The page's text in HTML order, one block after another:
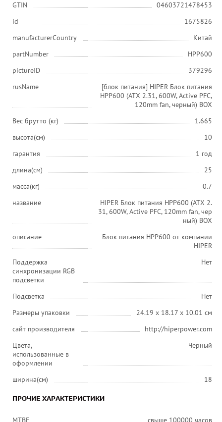
GTIN
04603721478453
id
1675826
manufacturerCountry
Китай
partNumber
HPP600
pictureID
379296
rusName
[блок питания] HIPER Блок питания
HPP600 (ATX 2.31, 600W, Active PFC,
120mm fan, черный) BOX
Вес брутто (кг)
1.665
высота(см)
10
гарантия
1 год
длина(см)
25
масса(кг)
0.7
название
HIPER Блок питания HPP600 (ATX 2.
31, 600W, Active PFC, 120mm fan, чер
ный) BOX
описание
Блок питания HPP600 от компании
HIPER
Поддержка
синхронизации RGB
подсветки
Нет
Подсветка
Нет
Размеры упаковки
24.19 x 18.17 x 10.01 см
сайт производителя
http://hiperpower.com
Цвета,
использованные в
оформлении
Черный
ширина(см) 18
ПРОЧИЕ ХАРАКТЕРИСТИКИ
MTBF свыше 100000 часов